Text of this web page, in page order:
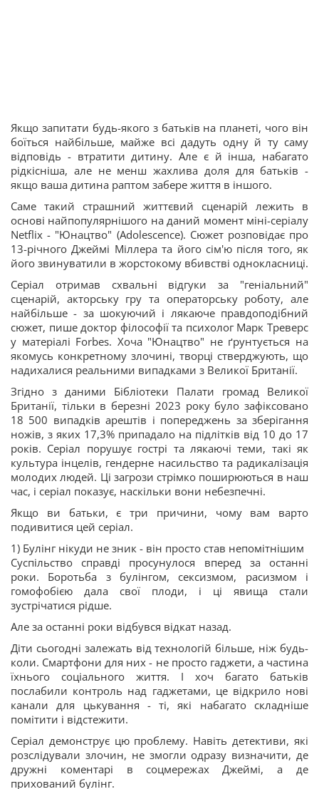
Якщо запитати будь-якого з батьків на планеті, чого він
боїться найбільше, майже всі дадуть одну й ту саму
відповідь - втратити дитину. Але є й інша, набагато
рідкісніша, але не менш жахлива доля для батьків -
якщо ваша дитина раптом забере життя в іншого.
Саме такий страшний життєвий сценарій лежить в
основі найпопулярнішого на даний момент міні-серіалу
Netflix - "Юнацтво" (Adolescence). Сюжет розповідає про
13-річного Джеймі Міллера та його сім'ю після того, як
його звинуватили в жорстокому вбивстві однокласниці.
Серіал отримав схвальні відгуки за "геніальний"
сценарій, акторську гру та операторську роботу, але
найбільше - за шокуючий і лякаюче правдоподібний
сюжет, пише доктор філософії та психолог Марк Треверс
у матеріалі Forbes. Хоча "Юнацтво" не ґрунтується на
якомусь конкретному злочині, творці стверджують, що
надихалися реальними випадками з Великої Британії.
Згідно з даними Бібліотеки Палати громад Великої
Британії, тільки в березні 2023 року було зафіксовано
18 500 випадків арештів і попереджень за зберігання
ножів, з яких 17,3% припадало на підлітків від 10 до 17
років. Серіал порушує гострі та лякаючі теми, такі як
культура інцелів, гендерне насильство та радикалізація
молодих людей. Ці загрози стрімко поширюються в наш
час, і серіал показує, наскільки вони небезпечні.
Якщо ви батьки, є три причини, чому вам варто
подивитися цей серіал.
1) Булінг нікуди не зник - він просто став непомітнішим
Суспільство справді просунулося вперед за останні
роки. Боротьба з булінгом, сексизмом, расизмом і
гомофобією дала свої плоди, і ці явища стали
зустрічатися рідше.
Але за останні роки відбувся відкат назад.
Діти сьогодні залежать від технологій більше, ніж будь-
коли. Смартфони для них - не просто гаджети, а частина
їхнього соціального життя. І хоч багато батьків
послабили контроль над гаджетами, це відкрило нові
канали для цькування - ті, які набагато складніше
помітити і відстежити.
Серіал демонструє цю проблему. Навіть детективи, які
розслідували злочин, не змогли одразу визначити, де
дружні коментарі в соцмережах Джеймі, а де
прихований булінг.